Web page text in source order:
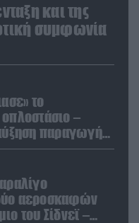
και της
συμφωνία
το
–
παραγωγής
αεροσκαφών
του Σίδνεϊ –